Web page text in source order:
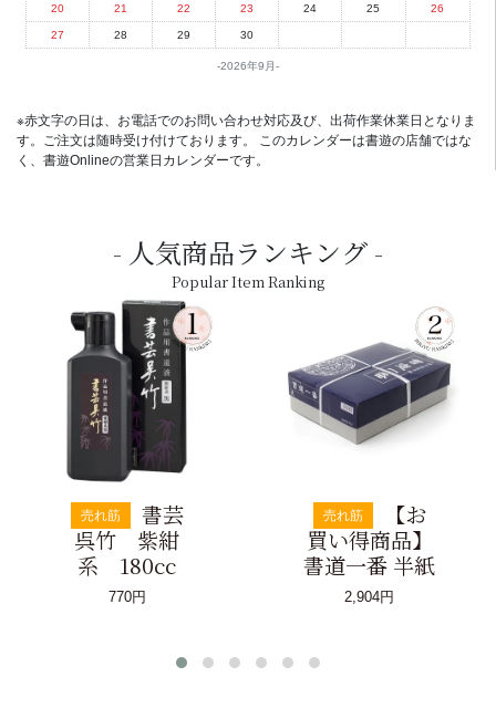
2026年9月
20 21 22 23 24 25 26
27 28 29 30
※赤文字の日は、お電話でのお問い合わせ対応及び、出荷作業休業日となりま
す。ご注文は随時受け付けております。 このカレンダーは書遊の店舗ではな
く、書遊Onlineの営業日カレンダーです。
人気商品ランキング
Popular Item Ranking
売れ筋
書芸
呉竹 紫紺
系 180cc
770円
売れ筋
【お
買い得商品】
書道一番 半紙
2,904円